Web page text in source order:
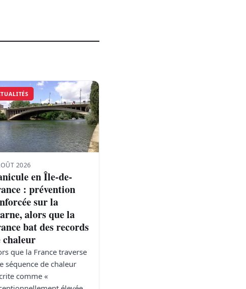
2026
en Île-de-
: prévention
sur la
alors que la
bat des records
chaleur
que la France traverse
séquence de chaleur
comme «